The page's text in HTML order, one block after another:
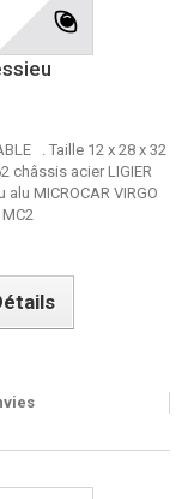
. Taille 12 x 28 x 32
châssis acier LIGIER
MICROCAR VIRGO